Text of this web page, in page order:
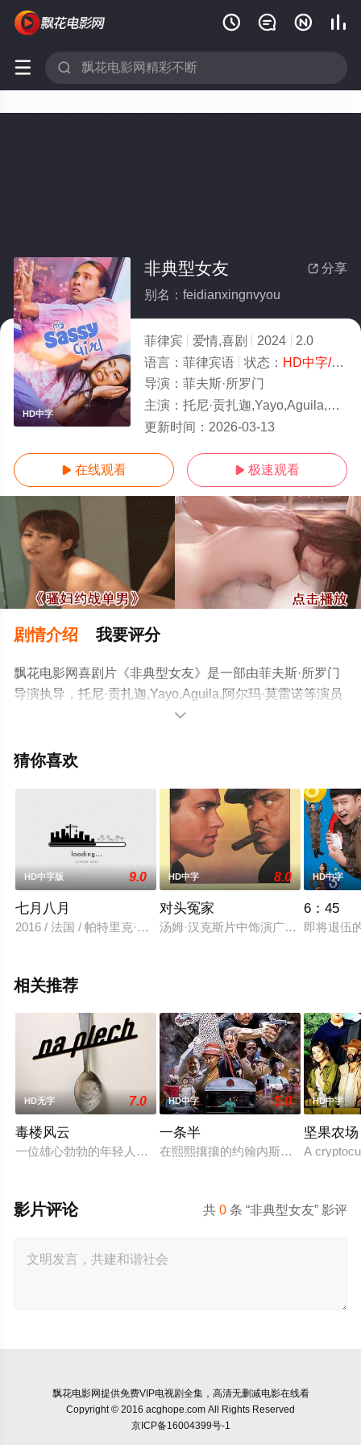
   
 
HD中字
 分享
非典型女友
别名：feidianxingnvyou
菲律宾 爱情,喜剧 2024
2.0
语言： 菲律宾语 状态： HD中字/高清
导演： 菲夫斯·所罗门
主演： 托尼·贡扎迦,Yayo,Aguila,阿尔玛·莫雷诺
更新时间： 2026-03-13
 在线观看  极速观看
剧情介绍 我要评分
飘花电影网喜剧片《非典型女友》是一部由菲夫斯·所罗门
导演执导，托尼·贡扎迦,Yayo,Aguila,阿尔玛·莫雷诺等演员
精彩演绎的菲律宾电影，手机免费观看高清未删减完整版
影、电视猫或剧情网等平台了解。

猜你喜欢
HD中字版 9.0
七月八月
2016 / 法国 / 帕特里克·薛内斯,帕斯卡·艾比约,Thierry,Godard,阿
HD中字 8.0
对头冤家
汤姆·汉克斯片中饰演广告界红人大
HD中字
6：45
即将退伍
相关推荐
HD无字 7.0
毒楼风云
一位雄心勃勃的年轻人正在申请马纳吉斯公司的工作。这家古
HD中字 5.0
一条半
在熙熙攘攘的约翰内斯堡市中心，一
HD中字
坚果农场
A
共0 条 “非典型女友” 影评
影片评论
飘花电影网提供免费VIP电视剧全集，高清无删减电影在线看
Copyright © 2016 acghope.com All Rights Reserved
京ICP备16004399号-1